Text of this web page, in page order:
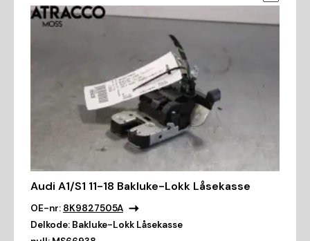
Audi A1/S1 11-18 Bakluke-Lokk Låsekasse
OE-nr: 8K9827505A
Delkode: Bakluke-Lokk Låsekasse